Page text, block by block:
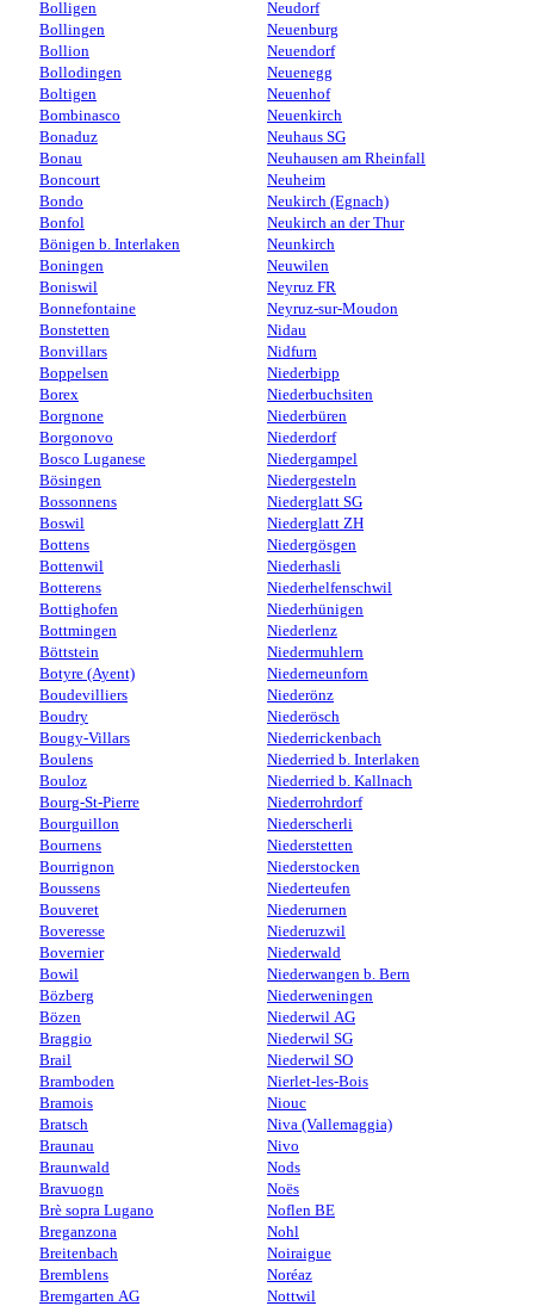
Bolligen
Bollingen
Bollion
Bollodingen
Boltigen
Bombinasco
Bonaduz
Bonau
Boncourt
Bondo
Bonfol
Bönigen b. Interlaken
Boningen
Boniswil
Bonnefontaine
Bonstetten
Bonvillars
Boppelsen
Borex
Borgnone
Borgonovo
Bosco Luganese
Bösingen
Bossonnens
Boswil
Bottens
Bottenwil
Botterens
Bottighofen
Bottmingen
Böttstein
Botyre (Ayent)
Boudevilliers
Boudry
Bougy-Villars
Boulens
Bouloz
Bourg-St-Pierre
Bourguillon
Bournens
Bourrignon
Boussens
Bouveret
Boveresse
Bovernier
Bowil
Bözberg
Bözen
Braggio
Brail
Bramboden
Bramois
Bratsch
Braunau
Braunwald
Bravuogn
Brè sopra Lugano
Breganzona
Breitenbach
Bremblens
Bremgarten AG
Neudorf
Neuenburg
Neuendorf
Neuenegg
Neuenhof
Neuenkirch
Neuhaus SG
Neuhausen am Rheinfall
Neuheim
Neukirch (Egnach)
Neukirch an der Thur
Neunkirch
Neuwilen
Neyruz FR
Neyruz-sur-Moudon
Nidau
Nidfurn
Niederbipp
Niederbuchsiten
Niederbüren
Niederdorf
Niedergampel
Niedergesteln
Niederglatt SG
Niederglatt ZH
Niedergösgen
Niederhasli
Niederhelfenschwil
Niederhünigen
Niederlenz
Niedermuhlern
Niederneunforn
Niederönz
Niederösch
Niederrickenbach
Niederried b. Interlaken
Niederried b. Kallnach
Niederrohrdorf
Niederscherli
Niederstetten
Niederstocken
Niederteufen
Niederurnen
Niederuzwil
Niederwald
Niederwangen b. Bern
Niederweningen
Niederwil AG
Niederwil SG
Niederwil SO
Nierlet-les-Bois
Niouc
Niva (Vallemaggia)
Nivo
Nods
Noës
Noflen BE
Nohl
Noiraigue
Noréaz
Nottwil